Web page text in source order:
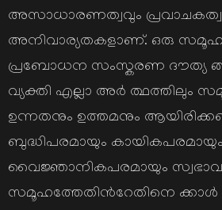
അസാധാരണത്വവും
അനിവാര്യതകളാണ്. ഒരു സമൂഹ
പ്രബോധന സംസ്കരണ ദൗത്യ
വ്യക്തി എല്ലാ അര്‍ ത്ഥത്തിലും
ഉന്നതനും ഉത്തമനും
ബുദ്ധിപരമായും കായികപരമായും
വൈജ്ഞാനികപരമായും
സമൂഹത്തേതിന്‍റേതിനെ